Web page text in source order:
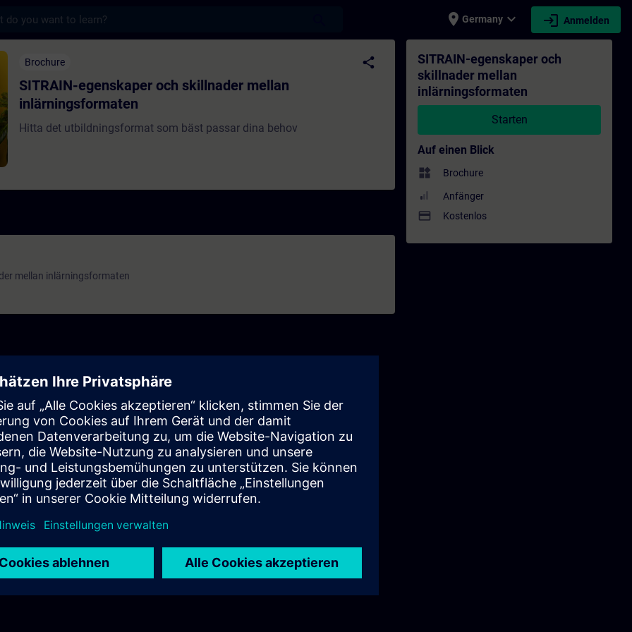
place Germany expand_more login Anmelden
och skillnader mellan inlärningsformaten - Training - Schulung -
Brochure share
SITRAIN-egenskaper och skillnader mellan
inlärningsformaten
Hitta det utbildningsformat som bäst passar dina behov
mellan inlärningsformaten
SITRAIN-egenskaper och
skillnader mellan
inlärningsformaten
Starten
Auf einen Blick
widgets Brochure
Anfänger
payment Kostenlos